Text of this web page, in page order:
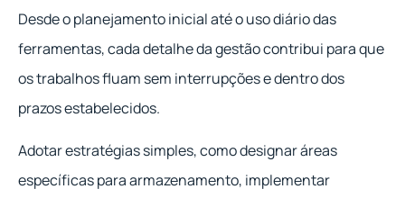
Desde o planejamento inicial até o uso diário das
ferramentas, cada detalhe da gestão contribui para que
os trabalhos fluam sem interrupções e dentro dos
prazos estabelecidos.
Adotar estratégias simples, como designar áreas
específicas para armazenamento, implementar